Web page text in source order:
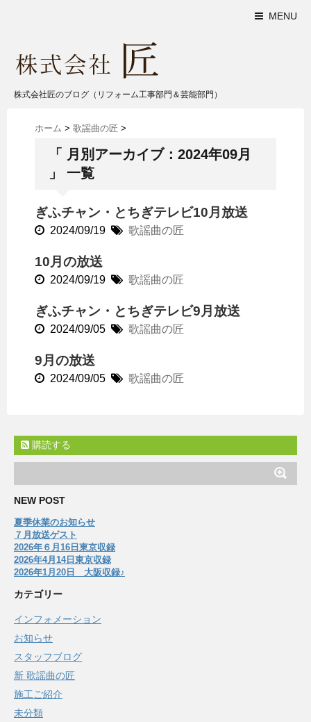
MENU
株式会社匠のブログ（リフォーム工事部門＆芸能部門）
ホーム > 歌謡曲の匠 >
「 月別アーカイブ：2024年09月
」 一覧
ぎふチャン・とちぎテレビ10月放送
2024/09/19 歌謡曲の匠
10月の放送
2024/09/19 歌謡曲の匠
ぎふチャン・とちぎテレビ9月放送
2024/09/05 歌謡曲の匠
9月の放送
2024/09/05 歌謡曲の匠
購読する
NEW POST
夏季休業のお知らせ
７月放送ゲスト
2026年６月16日東京収録
2026年4月14日東京収録
2026年1月20日 大阪収録♪
カテゴリー
インフォメーション
お知らせ
スタッフブログ
新 歌謡曲の匠
施工ご紹介
未分類